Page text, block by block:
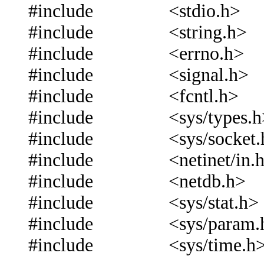
#include <stdio.h>
#include <string.h>
#include <errno.h>
#include <signal.h>
#include <fcntl.h>
#include <sys/
#include <sys/
#include <netinet/
#include <netdb.h>
#include <sys/stat.h>
#include <sys/
#include <sys/